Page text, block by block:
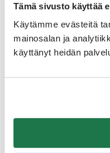
Tämä sivusto käyttää
Käytämme evästeitä
mainosalan ja
käyttänyt heidän